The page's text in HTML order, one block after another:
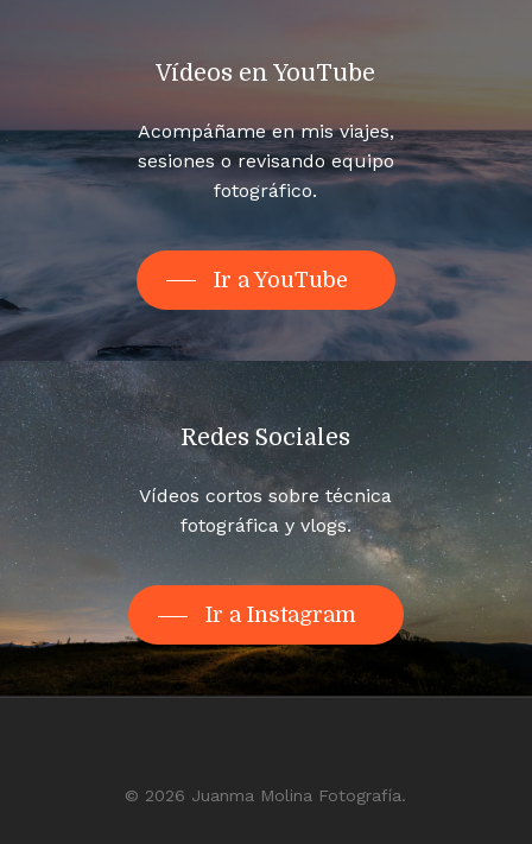
Vídeos en YouTube
Acompáñame en mis viajes,
sesiones o revisando equipo
fotográfico.
Ir a YouTube
Redes Sociales
Vídeos cortos sobre técnica
fotográfica y vlogs.
Ir a Instagram
© 2026 Juanma Molina Fotografía.